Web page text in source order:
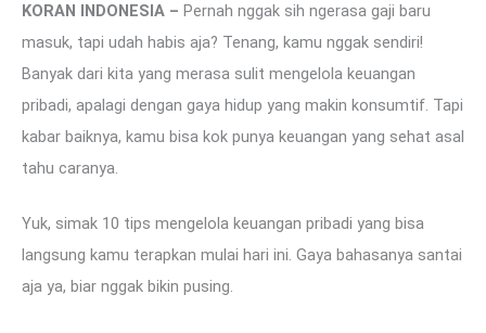
KORAN INDONESIA – Pernah nggak sih ngerasa gaji baru
masuk, tapi udah habis aja? Tenang, kamu nggak sendiri!
Banyak dari kita yang merasa sulit mengelola keuangan
pribadi, apalagi dengan gaya hidup yang makin konsumtif. Tapi
kabar baiknya, kamu bisa kok punya keuangan yang sehat asal
tahu caranya.
Yuk, simak 10 tips mengelola keuangan pribadi yang bisa
langsung kamu terapkan mulai hari ini. Gaya bahasanya santai
aja ya, biar nggak bikin pusing.